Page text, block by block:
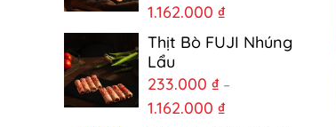
1.162.000 ₫
Thịt Bò FUJI Nhúng
Lẩu
233.000 ₫ –
1.162.000 ₫